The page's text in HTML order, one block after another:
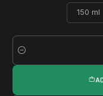
150 ml
Quantidade